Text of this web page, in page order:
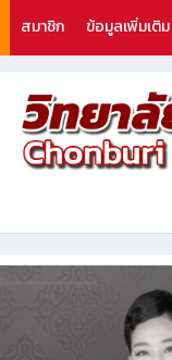
สมาชิก ข้อมูลเพิ่มเติม